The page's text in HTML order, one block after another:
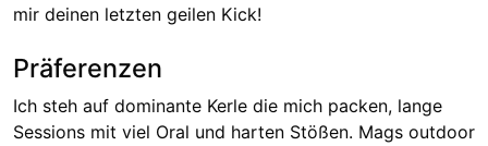
mir deinen letzten geilen Kick!
Präferenzen
Ich steh auf dominante Kerle die mich packen, lange
Sessions mit viel Oral und harten Stößen. Mags outdoor